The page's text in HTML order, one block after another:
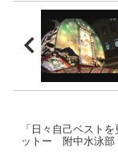
「日々自己ベスト
ットー 附中水泳部